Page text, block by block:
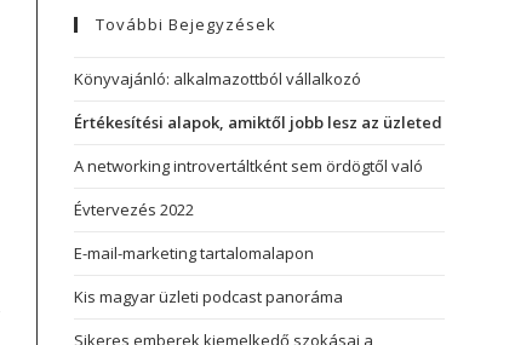
További Bejegyzések
Könyvajánló: alkalmazottból vállalkozó
Értékesítési alapok, amiktől jobb lesz az üzleted
A networking introvertáltként sem ördögtől való
Évtervezés 2022
E-mail-marketing tartalomalapon
Kis magyar üzleti podcast panoráma
Sikeres emberek kiemelkedő szokásai a